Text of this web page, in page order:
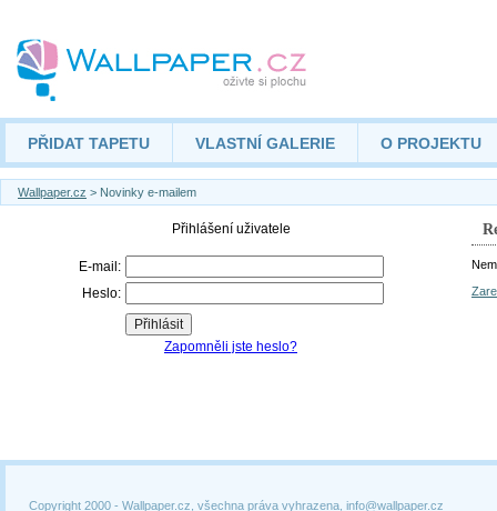
PŘIDAT TAPETU VLASTNÍ GALERIE O PROJEKTU
Wallpaper.cz > Novinky e-mailem
Copyright 2000 - Wallpaper.cz, všechna práva vyhrazena, info@wallpaper.cz